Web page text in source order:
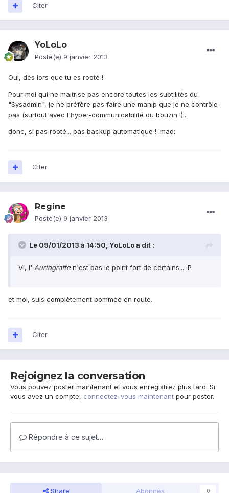
Citer
YoLoLo
Posté(e) 9 janvier 2013
Oui, dès lors que tu es rooté !
Pour moi qui ne maitrise pas encore toutes les subtilités du
"Sysadmin", je ne préfère pas faire une manip que je ne contrôle
pas (surtout avec l'hyper-communicabilité du bouzin !)...
donc, si pas rooté... pas backup automatique ! :mad:
Citer
Regine
Posté(e) 9 janvier 2013
Le 09/01/2013 à 14:50, YoLoLo a dit :
Vi, l' Aurtograffe n'est pas le point fort de certains... :P
et moi, suis complètement pommée en route.
Citer
Rejoignez la conversation
Vous pouvez poster maintenant et vous enregistrez plus tard. Si
vous avez un compte, connectez-vous maintenant pour poster.
Répondre à ce sujet…
Share Abonnés 0